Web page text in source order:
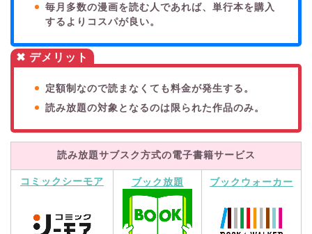
毎月多数の漫画を読む人であれば、単行本を購入
するよりコスパが良い。
✖ デメリット
定額制なので読まなくても料金が発生する。
読み放題の対象となるのは限られた作品のみ。
読み放題サブスク方式の電子書籍サービス
コミックシーモア ブック放題 ブックウォーカー